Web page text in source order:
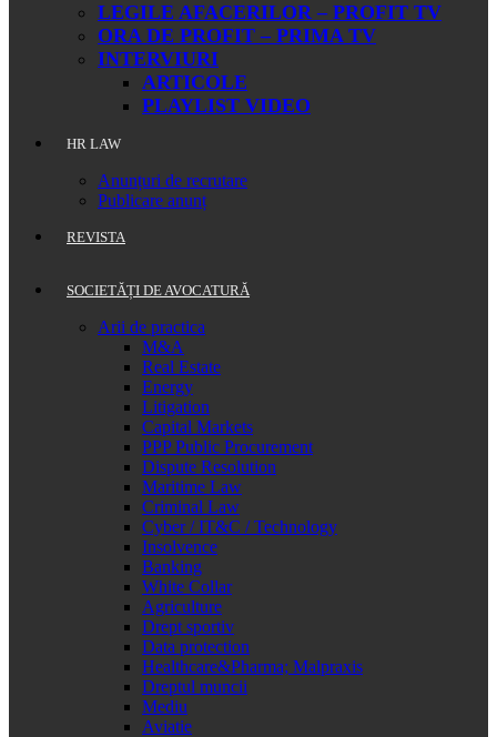
LEGILE AFACERILOR – PROFIT TV
ORA DE PROFIT – PRIMA TV
INTERVIURI
ARTICOLE
PLAYLIST VIDEO
HR LAW
Anunțuri de recrutare
Publicare anunț
REVISTA
SOCIETĂȚI DE AVOCATURĂ
Arii de practica
M&A
Real Estate
Energy
Litigation
Capital Markets
PPP Public Procurement
Dispute Resolution
Maritime Law
Criminal Law
Cyber / IT&C / Technology
Insolvence
Banking
White Collar
Agriculture
Drept sportiv
Data protection
Healthcare&Pharma; Malpraxis
Dreptul muncii
Mediu
Aviatie